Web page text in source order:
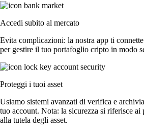
Accedi subito al mercato
Evita complicazioni: la nostra app ti
per gestire il tuo portafoglio cripto in modo
Proteggi i tuoi asset
Usiamo sistemi avanzati di verifica e
tuo account. Nota: la sicurezza si riferisce ai
alla tutela degli asset.